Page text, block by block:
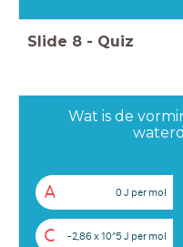
Slide 8 - Quiz
Wat is de
A 0 J per mol
C -2,86 x 10^5 J per mol